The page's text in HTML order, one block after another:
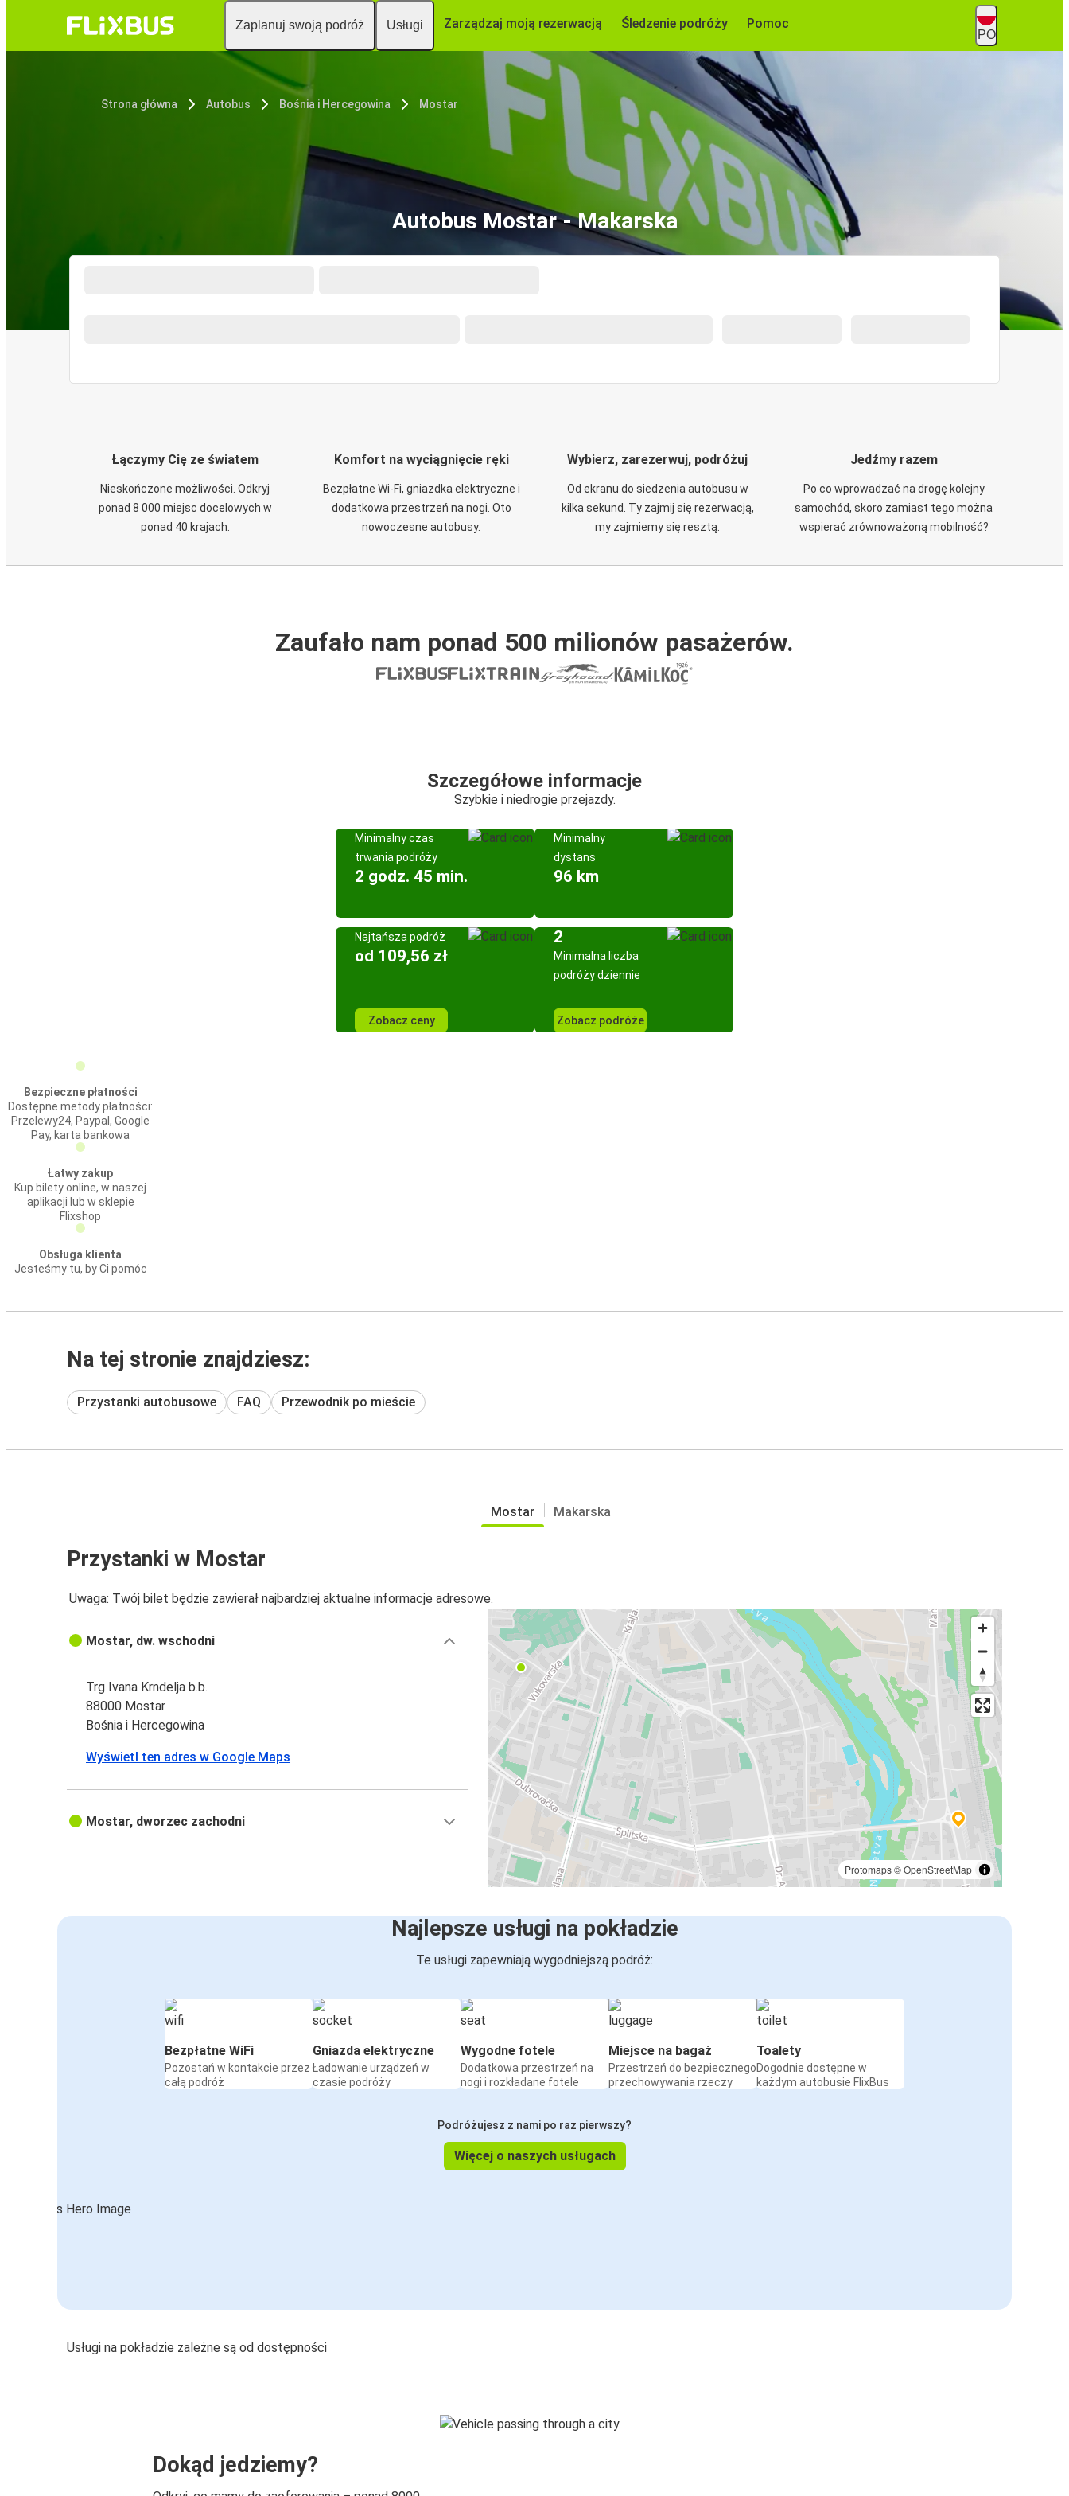
Zaplanuj swoją podróż Usługi Zarządzaj moją rezerwacją Śledzenie podróży Pomoc
PO
Strona główna Autobus Bośnia i Hercegowina Mostar
Autobus Mostar - Makarska
Łączymy Cię ze światem
Nieskończone możliwości. Odkryj
ponad 8 000 miejsc docelowych w
ponad 40 krajach.
Komfort na wyciągnięcie ręki
Bezpłatne Wi-Fi, gniazdka elektryczne i
dodatkowa przestrzeń na nogi. Oto
nowoczesne autobusy.
Wybierz, zarezerwuj, podróżuj
Od ekranu do siedzenia autobusu w
kilka sekund. Ty zajmij się rezerwacją,
my zajmiemy się resztą.
Jedźmy razem
Po co wprowadzać na drogę kolejny
samochód, skoro zamiast tego można
wspierać zrównoważoną mobilność?
Zaufało nam ponad 500 milionów pasażerów.
Szczegółowe informacje
Szybkie i niedrogie przejazdy.
Minimalny czas
trwania podróży
2 godz. 45 min.
Minimalny
dystans
96 km
Najtańsza podróż
od 109,56 zł
Zobacz ceny
2
Minimalna liczba
podróży dziennie
Zobacz podróże
Bezpieczne płatności
Dostępne metody płatności:
Przelewy24, Paypal, Google
Pay, karta bankowa
Łatwy zakup
Kup bilety online, w naszej
aplikacji lub w sklepie
Flixshop
Obsługa klienta
Jesteśmy tu, by Ci pomóc
Na tej stronie znajdziesz:
Przystanki autobusowe FAQ Przewodnik po mieście
Mostar Makarska
Przystanki w Mostar
Uwaga: Twój bilet będzie zawierał najbardziej aktualne informacje adresowe.
Protomaps©OpenStreetMap
Mostar, dw. wschodni
Trg Ivana Krndelja b.b.
88000 Mostar
Bośnia i Hercegowina
Wyświetl ten adres w Google Maps
Mostar, dworzec zachodni
Najlepsze usługi na pokładzie
Te usługi zapewniają wygodniejszą podróż:
Bezpłatne WiFi
Pozostań w kontakcie przez
całą podróż
Gniazda elektryczne
Ładowanie urządzeń w
czasie podróży
Wygodne fotele
Dodatkowa przestrzeń na
nogi i rozkładane fotele
Miejsce na bagaż
Przestrzeń do bezpiecznego
przechowywania rzeczy
Toalety
Dogodnie dostępne w
każdym autobusie FlixBus
Podróżujesz z nami po raz pierwszy?
Więcej o naszych usługach
Usługi na pokładzie zależne są od dostępności
Dokąd jedziemy?